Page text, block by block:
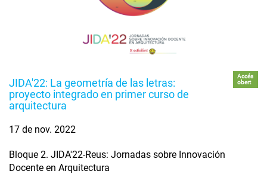
JIDA'22: La geometría de las letras:
proyecto integrado en primer curso de
arquitectura
Accés
obert
17 de nov. 2022
Bloque 2. JIDA'22-Reus: Jornadas sobre Innovación
Docente en Arquitectura